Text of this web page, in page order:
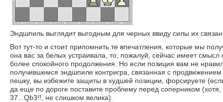
Эндшпиль выглядит выгодным для черных ввиду силы их
Вот тут-то и стоит припомнить те впечатления, которые мы
она вас за белых устраивала, то, пожалуй, сейчас имеет смысл
более спокойного продолжения. Но если позиция вам не
получившемся эндшпиле контригра, связанная с
пешку, вы избежите защиты в худшей позиции, форсируете
да еще по дороге поставите проблему перед соперником
37...Qb3!!, не слишком велика).